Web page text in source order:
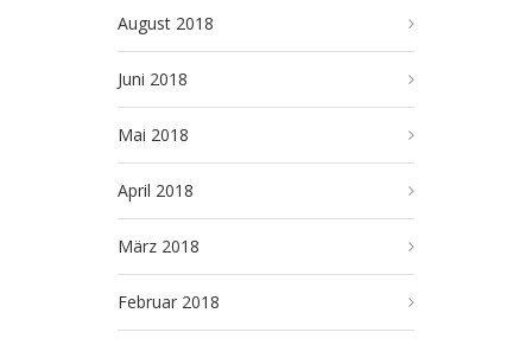
August 2018
Juni 2018
Mai 2018
April 2018
März 2018
Februar 2018